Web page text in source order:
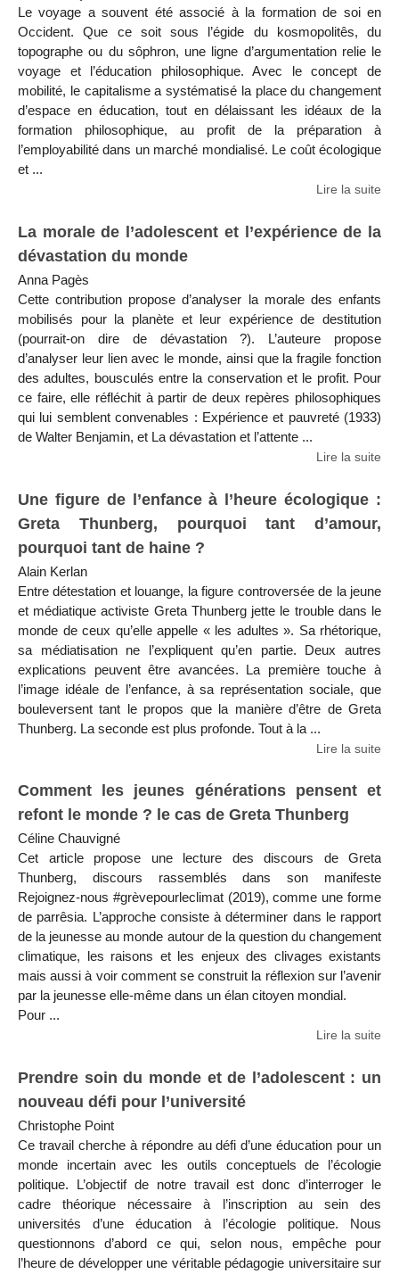
Le voyage a souvent été associé à la formation de soi en
Occident. Que ce soit sous l’égide du kosmopolitês, du
topographe ou du sôphron, une ligne d’argumentation relie le
voyage et l’éducation philosophique. Avec le concept de
mobilité, le capitalisme a systématisé la place du changement
d’espace en éducation, tout en délaissant les idéaux de la
formation philosophique, au profit de la préparation à
l’employabilité dans un marché mondialisé. Le coût écologique
et ...
Lire la suite
La morale de l’adolescent et l’expérience de la
dévastation du monde
Anna Pagès
Cette contribution propose d’analyser la morale des enfants
mobilisés pour la planète et leur expérience de destitution
(pourrait-on dire de dévastation ?). L’auteure propose
d’analyser leur lien avec le monde, ainsi que la fragile fonction
des adultes, bousculés entre la conservation et le profit. Pour
ce faire, elle réfléchit à partir de deux repères philosophiques
qui lui semblent convenables : Expérience et pauvreté (1933)
de Walter Benjamin, et La dévastation et l’attente ...
Lire la suite
Une figure de l’enfance à l’heure écologique :
Greta Thunberg, pourquoi tant d’amour,
pourquoi tant de haine ?
Alain Kerlan
Entre détestation et louange, la figure controversée de la jeune
et médiatique activiste Greta Thunberg jette le trouble dans le
monde de ceux qu’elle appelle « les adultes ». Sa rhétorique,
sa médiatisation ne l’expliquent qu’en partie. Deux autres
explications peuvent être avancées. La première touche à
l’image idéale de l’enfance, à sa représentation sociale, que
bouleversent tant le propos que la manière d’être de Greta
Thunberg. La seconde est plus profonde. Tout à la ...
Lire la suite
Comment les jeunes générations pensent et
refont le monde ? le cas de Greta Thunberg
Céline Chauvigné
Cet article propose une lecture des discours de Greta
Thunberg, discours rassemblés dans son manifeste
Rejoignez-nous #grèvepourleclimat (2019), comme une forme
de parrêsia. L’approche consiste à déterminer dans le rapport
de la jeunesse au monde autour de la question du changement
climatique, les raisons et les enjeux des clivages existants
mais aussi à voir comment se construit la réflexion sur l’avenir
par la jeunesse elle-même dans un élan citoyen mondial.
Pour ...
Lire la suite
Prendre soin du monde et de l’adolescent : un
nouveau défi pour l’université
Christophe Point
Ce travail cherche à répondre au défi d’une éducation pour un
monde incertain avec les outils conceptuels de l’écologie
politique. L’objectif de notre travail est donc d’interroger le
cadre théorique nécessaire à l’inscription au sein des
universités d’une éducation à l’écologie politique. Nous
questionnons d’abord ce qui, selon nous, empêche pour
l’heure de développer une véritable pédagogie universitaire sur